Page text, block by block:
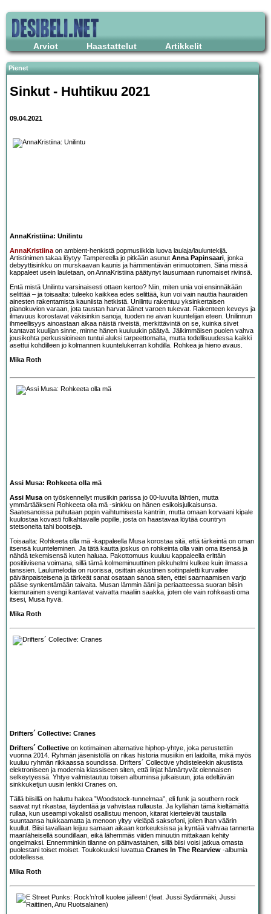
Arviot Haastattelut Artikkelit
Pienet
Sinkut - Huhtikuu 2021
09.04.2021
AnnaKristiina: Unilintu
AnnaKristiinaon ambient-henkistä popmusiikkia luova laulaja/lauluntekijä.
Artistinimen takaa löytyy Tampereella jo pitkään asunut Anna Papinsaari, jonka
debyyttisinkku on murskaavan kaunis ja hämmentävän erimuotoinen. Siinä missä
kappaleet usein lauletaan, on AnnaKristiina päätynyt lausumaan runomaiset rivinsä.
Entä mistä Unilintu varsinaisesti ottaen kertoo? Niin, miten unia voi ensinnäkään
selittää – ja toisaalta: tuleeko kaikkea edes selittää, kun voi vain nauttia hauraiden
ainesten rakentamista kauniista hetkistä. Unilintu rakentuu yksinkertaisen
pianokuvion varaan, jota taustan harvat äänet varoen tukevat. Rakenteen keveys ja
ilmavuus korostavat väkisinkin sanoja, tuoden ne aivan kuuntelijan eteen. Unilinnun
ihmeellisyys ainoastaan alkaa näistä riveistä, merkittävintä on se, kuinka siivet
kantavat kuulijan sinne, minne hänen kuuluukin päätyä. Jälkimmäisen puolen vahva
jousikohta perkussioineen tuntui aluksi tarpeettomalta, mutta todellisuudessa kaikki
asettui kohdilleen jo kolmannen kuuntelukerran kohdilla. Rohkea ja hieno avaus.
Mika Roth
Assi Musa: Rohkeeta olla mä
Assi Musa on työskennellyt musiikin parissa jo 00-luvulta lähtien, mutta
ymmärtääkseni Rohkeeta olla mä -sinkku on hänen esikoisjulkaisunsa.
Saatesanoissa puhutaan popin vaihtumisesta kantriin, mutta omaan korvaani kipale
kuulostaa kovasti folkahtavalle popille, josta on haastavaa löytää countryn
stetsoneita tahi bootseja.
Toisaalta: Rohkeeta olla mä -kappaleella Musa korostaa sitä, että tärkeintä on oman
itsensä kuunteleminen. Ja tätä kautta joskus on rohkeinta olla vain oma itsensä ja
nähdä tekemisensä kuten haluaa. Pakottomuus kuuluu kappaleella erittäin
positiivisena voimana, sillä tämä kolmeminuuttinen pikkuhelmi kulkee kuin ilmassa
tanssien. Laulumelodia on ruorissa, osittain akustinen soitinpaletti kurvailee
päivänpaisteisena ja tärkeät sanat osataan sanoa siten, ettei saarnaamisen varjo
pääse synkentämään taivaita. Musan lämmin ääni ja periaatteessa suoran biisin
kiemurainen svengi kantavat vaivatta maaliin saakka, joten ole vain rohkeasti oma
itsesi, Musa hyvä.
Mika Roth
Drifters´ Collective: Cranes
Drifters´ Collective on kotimainen alternative hiphop-yhtye, joka perustettiin
vuonna 2014. Ryhmän jäsenistöllä on rikas historia musiikin eri laidoilta, mikä myös
kuuluu ryhmän rikkaassa soundissa. Drifters´ Collective yhdisteleekin akustista
elektroniseen ja modernia klassiseen siten, että linjat hämärtyvät olennaisen
selkeytyessä. Yhtye valmistautuu toisen albuminsa julkaisuun, jota edeltävän
sinkkuketjun uusin lenkki Cranes on.
Tällä biisillä on haluttu hakea ”Woodstock-tunnelmaa”, eli funk ja southern rock
saavat nyt rikastaa, täydentää ja vahvistaa rullausta. Ja kyllähän tämä kieltämättä
rullaa, kun useampi vokalisti osallistuu menoon, kitarat kiertelevät taustalla
suuntaansa hukkaamatta ja menoon yltyy vieläpä saksofoni, jollen ihan väärin
kuullut. Biisi tavallaan leijuu samaan aikaan korkeuksissa ja kyntää vahvaa tannerta
maanläheisellä soundillaan, eikä lähemmäs viiden minuutin mittakaan kehity
ongelmaksi. Ennemminkin tilanne on päinvastainen, sillä biisi voisi jatkua omasta
puolestani toiset moiset. Toukokuuksi luvattua Cranes In The Rearview -albumia
odotellessa.
Mika Roth